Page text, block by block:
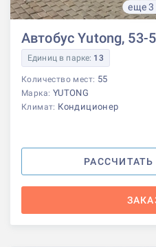
еще
Автобус Yutong, 53-
Единиц в парке: 13
Количество мест: 55
Марка: YUTONG
Климат: Кондиционер